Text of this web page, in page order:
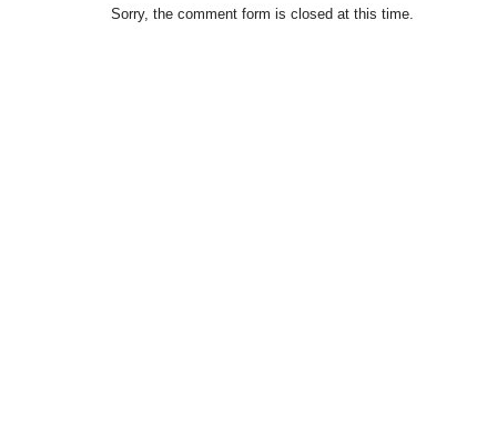
Sorry, the comment form is closed at this time.